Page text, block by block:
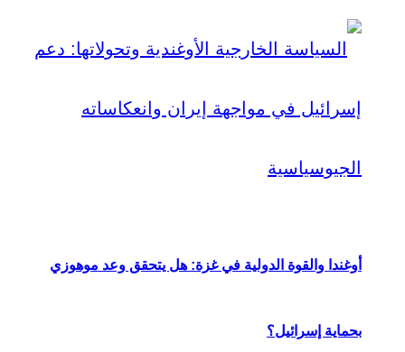
أوغندا والقوة الدولية في غزة: هل يتحقق وعد موهوزي
بحماية إسرائيل؟